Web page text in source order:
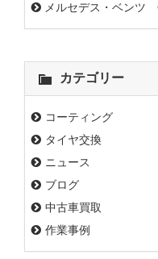
メルセデス・ベン
カテゴリー
コーティング
タイヤ交換
ニュース
ブログ
中古車買取
作業事例